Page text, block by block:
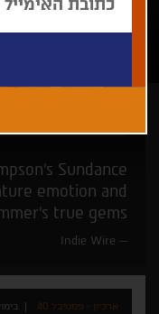
Sundance
emotion and
true gems
Indie Wire
ארכיון - פסטיבל 40